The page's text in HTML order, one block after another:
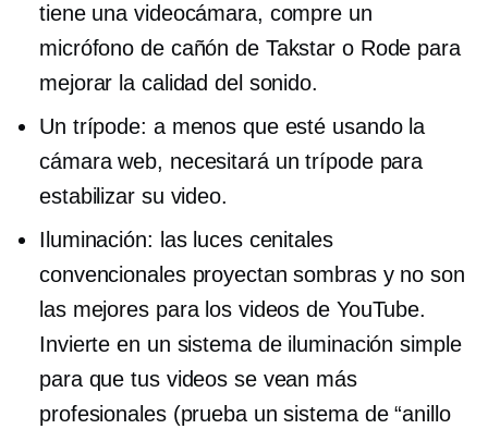
tiene una videocámara, compre un
micrófono de cañón de Takstar o Rode para
mejorar la calidad del sonido.
Un trípode: a menos que esté usando la
cámara web, necesitará un trípode para
estabilizar su video.
Iluminación: las luces cenitales
convencionales proyectan sombras y no son
las mejores para los videos de YouTube.
Invierte en un sistema de iluminación simple
para que tus videos se vean más
profesionales (prueba un sistema de “anillo